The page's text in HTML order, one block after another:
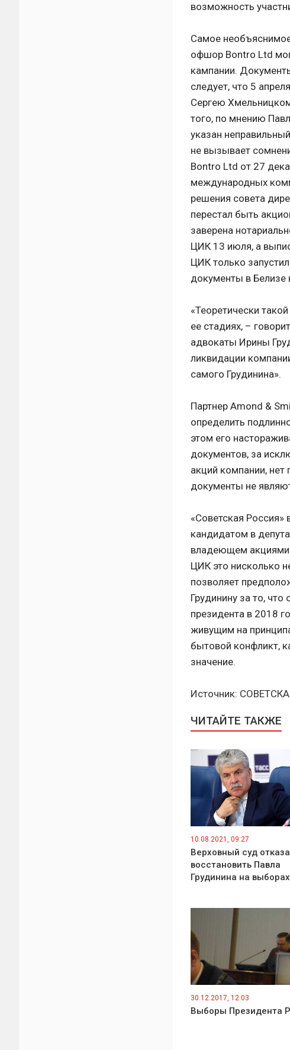
возможность
Самое
офшор Bontro Ltd
кампании.
следует, что 5
Сергею
того, по мнению
указан
не вызывает
Bontro Ltd от 27
международных
решения совета
перестал быть
заверена
ЦИК 13 июля, а
ЦИК только
документы в Белизе
«Теоретически
ее стадиях, –
адвокаты Ирины
ликвидации
самого Грудинина».
Партнер Amond &
определить
этом его
документов, за
акций компании,
документы не
«Советская
кандидатом в
владеющем акциями
ЦИК это нисколько
позволяет
Грудинину за то,
президента в 2018
живущим на
бытовой конфликт,
значение.
Источник:
ЧИТАЙТЕ ТАКЖЕ
10.08.2021, 09:27
Верховный суд
восстановить Павла
Грудинина на выборах
30.12.2017, 12:03
Выборы Президента